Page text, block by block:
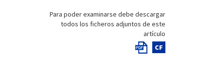
Para poder examinarse debe descargar
todos los ficheros adjuntos de este
artículo
CF